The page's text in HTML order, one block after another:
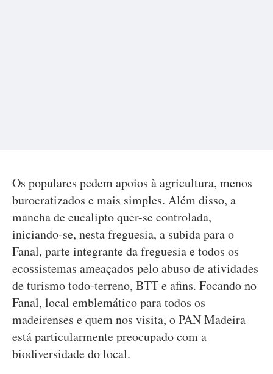
Os populares pedem apoios à agricultura, menos
burocratizados e mais simples. Além disso, a
mancha de eucalipto quer-se controlada,
iniciando-se, nesta freguesia, a subida para o
Fanal, parte integrante da freguesia e todos os
ecossistemas ameaçados pelo abuso de atividades
de turismo todo-terreno, BTT e afins. Focando no
Fanal, local emblemático para todos os
madeirenses e quem nos visita, o PAN Madeira
está particularmente preocupado com a
biodiversidade do local.